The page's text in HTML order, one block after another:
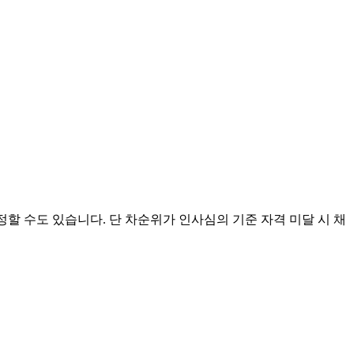
할 수도 있습니다. 단 차순위가 인사심의 기준 자격 미달 시 채